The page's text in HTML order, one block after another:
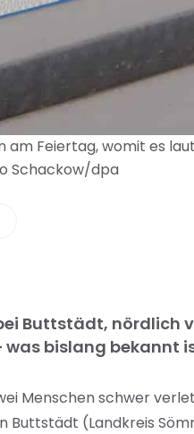
Feiertag, womit es
Schackow/dpa
Buttstädt, nördlich
was bislang bekannt
Menschen schwer
Buttstädt (Landkreis